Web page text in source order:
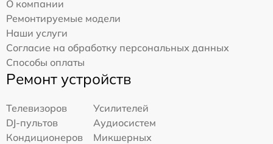
О компании
Ремонтируемые модели
Наши услуги
Согласие на обработку персональных данных
Способы оплаты
Ремонт устройств
Телевизоров
Усилителей
DJ-пультов
Аудиосистем
Кондиционеров
Микшерных